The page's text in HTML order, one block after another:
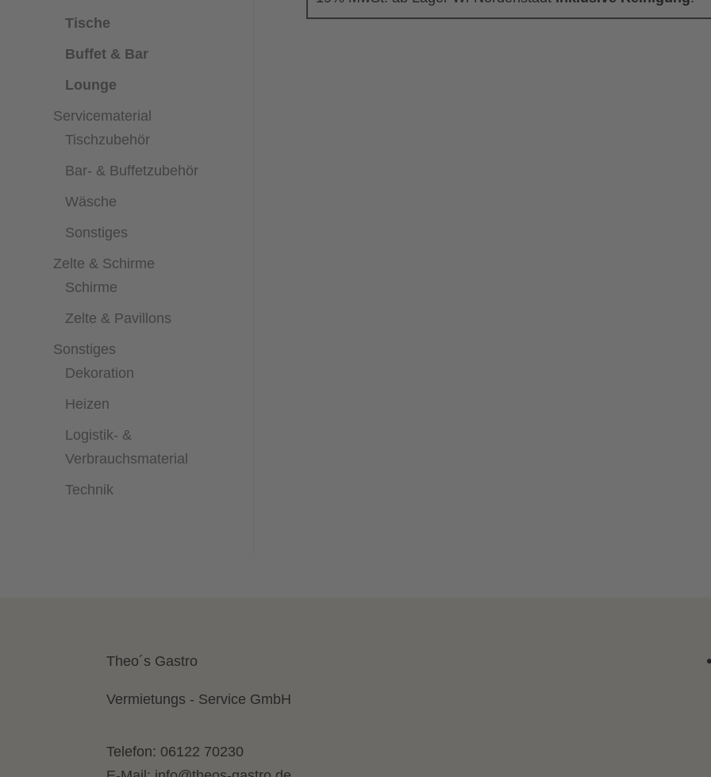
Tische
Buffet & Bar
Lounge
Servicematerial
Tischzubehör
Bar- & Buffetzubehör
Wäsche
Sonstiges
Zelte & Schirme
Schirme
Zelte & Pavillons
Sonstiges
Dekoration
Heizen
Logistik- &
Verbrauchsmaterial
Technik
Theo´s Gastro
Vermietungs - Service GmbH
Telefon: 06122 70230